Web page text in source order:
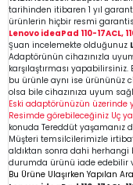
tarihinden itibaren 1 yıl
ürünlerin hiçbir resmi
Lenovo ideaPad 110-17ACL,
Şuan incelemekte olduğunuz
Adaptörünün cihazınızla
karşılaştırması
bu ürünle aynı ise ürününüz
olsa bile cihazınıza uyum
Eski adaptörünüzün
Resimde görebileceğiniz Uç
konuda Tereddüt yaşamanız
Müşteri temsilcilerimizle
aldıktan sonra dahi
durumda ürünü iade edebilir
Bu Ürüne Ulaşırken Yapılan